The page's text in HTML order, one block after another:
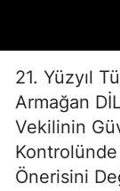
21. Yüzyıl
Armağan
Vekilinin
Kontrolünde
Önerisini